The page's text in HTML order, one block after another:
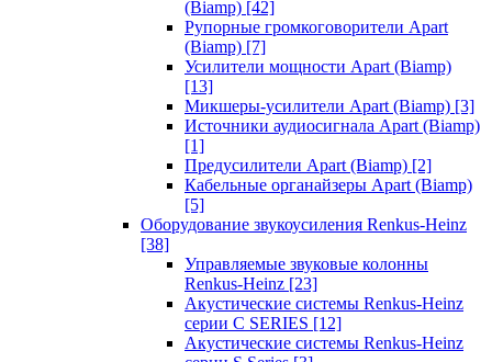
(Biamp) [42]
Рупорные громкоговорители Apart
(Biamp) [7]
Усилители мощности Apart (Biamp)
[13]
Микшеры-усилители Apart (Biamp) [3]
Источники аудиосигнала Apart (Biamp)
[1]
Предусилители Apart (Biamp) [2]
Кабельные органайзеры Apart (Biamp)
[5]
Оборудование звукоусиления Renkus-Heinz
[38]
Управляемые звуковые колонны
Renkus-Heinz [23]
Акустические системы Renkus-Heinz
серии C SERIES [12]
Акустические системы Renkus-Heinz